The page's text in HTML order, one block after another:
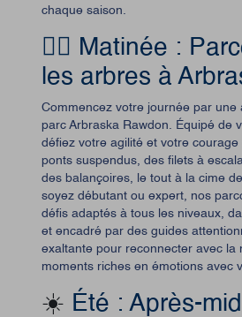
chaque saison.
🧗‍♂️ Matinée :
les arbres à
Commencez votre journée par une
parc Arbraska Rawdon. Équipé de
défiez votre agilité et votre
ponts suspendus, des filets à
des balançoires, le tout à la cime
soyez débutant ou expert, nos
défis adaptés à tous les niveaux,
et encadré par des guides
exaltante pour reconnecter avec la
moments riches en émotions avec
☀️ Été : Après-